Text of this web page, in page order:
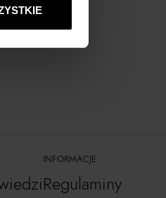
INFORMACJE
Regulaminy